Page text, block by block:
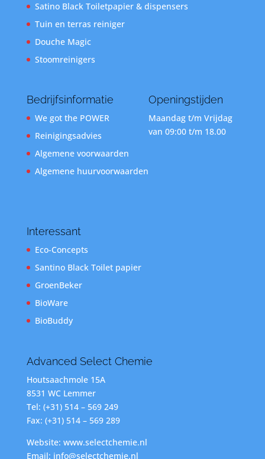
Satino Black Toiletpapier & dispensers
Tuin en terras reiniger
Douche Magic
Stoomreinigers
Bedrijfsinformatie
We got the POWER
Reinigingsadvies
Algemene voorwaarden
Algemene huurvoorwaarden
Openingstijden
Maandag t/m Vrijdag
van 09:00 t/m 18.00
Interessant
Eco-Concepts
Santino Black Toilet papier
GroenBeker
BioWare
BioBuddy
Advanced Select Chemie
Houtsaachmole 15A
8531 WC Lemmer
Tel: (+31) 514 – 569 249
Fax: (+31) 514 – 569 289
Website: www.selectchemie.nl
Email: info@selectchemie.nl